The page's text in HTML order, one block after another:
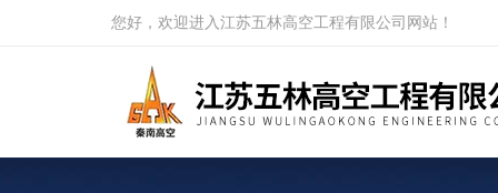
您好，欢迎进入江苏五林高空工程有限公司网站！